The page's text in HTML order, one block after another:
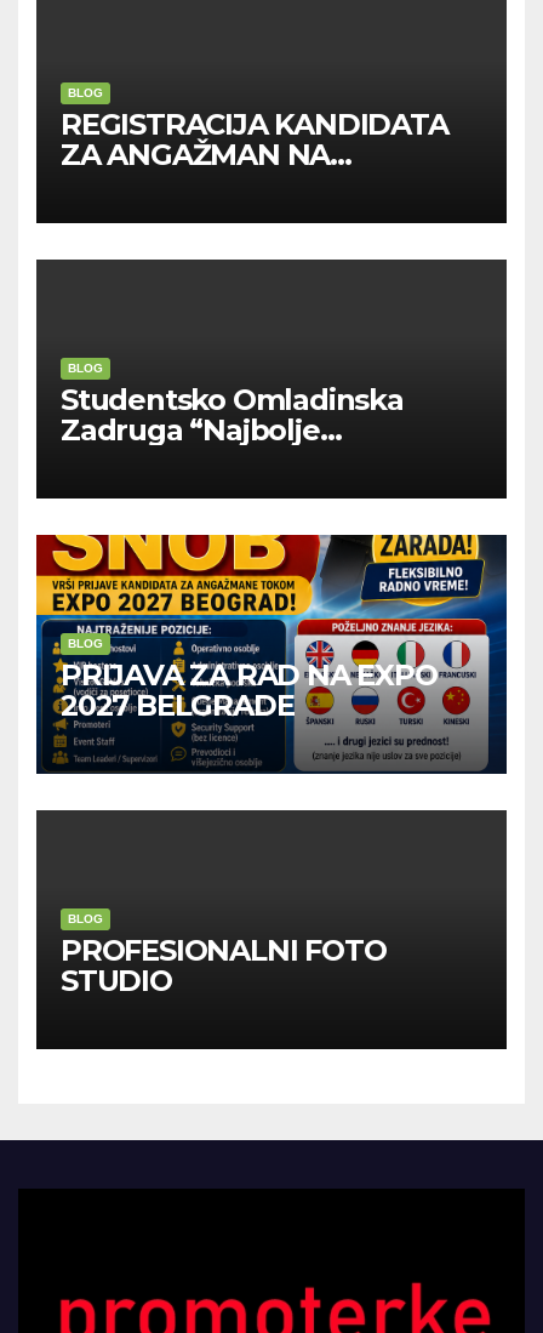
BLOG
REGISTRACIJA KANDIDATA
ZA ANGAŽMAN NA
BLOG
Studentsko Omladinska
Zadruga “Najbolje
BLOG
PRIJAVA ZA RAD NA EXPO
2027 BELGRADE
BLOG
PROFESIONALNI FOTO
STUDIO